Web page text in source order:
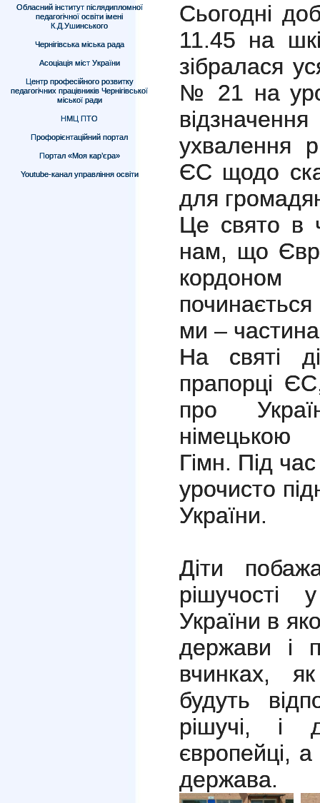
Обласний інститут післядипломної
педагогічної освіти імені
К.Д.Ушинського
Чернігівська міська рада
Асоціація міст України
Центр професійного розвитку
педагогічних працівників Чернігівської
міської ради
НМЦ ПТО
Профорієнтаційний портал
Портал «Моя кар’єра»
Youtube-канал управління освіти
Сьогодні
11.45 на
зібралася
№ 21 на
ухвалення
ЄС щодо
для
Це свято в
нам, що
ми –
На святі
прапорці
про
німецькою
Гімн. Під
урочисто
України.
Діти
рішучості
України в
держави і
вчинках,
будуть
рішучі,
європейці,
держава.